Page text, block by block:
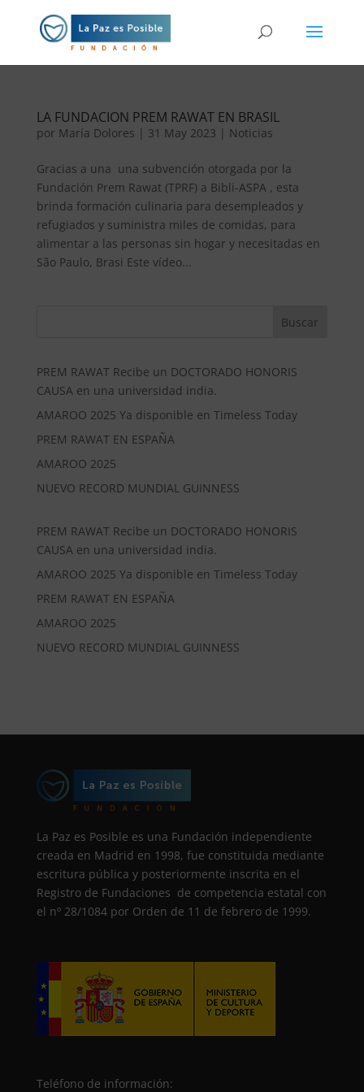
LA FUNDACION PREM RAWAT EN BRASIL
por María Dolores | 31 May 2023 | Noticias
Gracias a una una subvención otorgada por la
Fundación Prem Rawat (TPRF) a Bibli-ASPA , esta
brinda formación culinaria para desempleados y
refugiados y suministra miles de comidas, para
alimentar a las personas sin hogar y necesitadas en
São Paulo, Brasi Este vídeo...
Buscar
PREM RAWAT Recibe un DOCTORADO HONORIS
CAUSA en una universidad india.
AMAROO 2025 Ya disponible en Timeless Today
PREM RAWAT EN ESPAÑA
AMAROO 2025
NUEVO RECORD MUNDIAL GUINNESS
PREM RAWAT Recibe un DOCTORADO HONORIS
CAUSA en una universidad india.
AMAROO 2025 Ya disponible en Timeless Today
PREM RAWAT EN ESPAÑA
AMAROO 2025
NUEVO RECORD MUNDIAL GUINNESS
La Paz es Posible es una Fundación independiente
creada en Madrid en 1998, fue constituida mediante
escritura pública y posteriormente inscrita en el
Registro de Fundaciones de competencia estatal con
el nº 28/1084 por Orden de 11 de febrero de 1999.
Teléfono de información: